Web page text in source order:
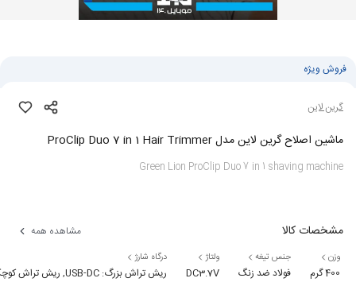
فروش ویژه
گرین لاین
ماشین اصلاح گرین لاین مدل ProClip Duo 7 in 1 Hair Trimmer
Green Lion ProClip Duo 7 in 1 shaving machine
مشخصات کالا مشاهده همه
وزن
400 گرم
جنس تیغه
فولاد ضد زنگ
ولتاژ
DC3.7V
درگاه شارژ
ریش تراش بزرگ: USB-DC, ریش تراش کوچک: تایپ سی